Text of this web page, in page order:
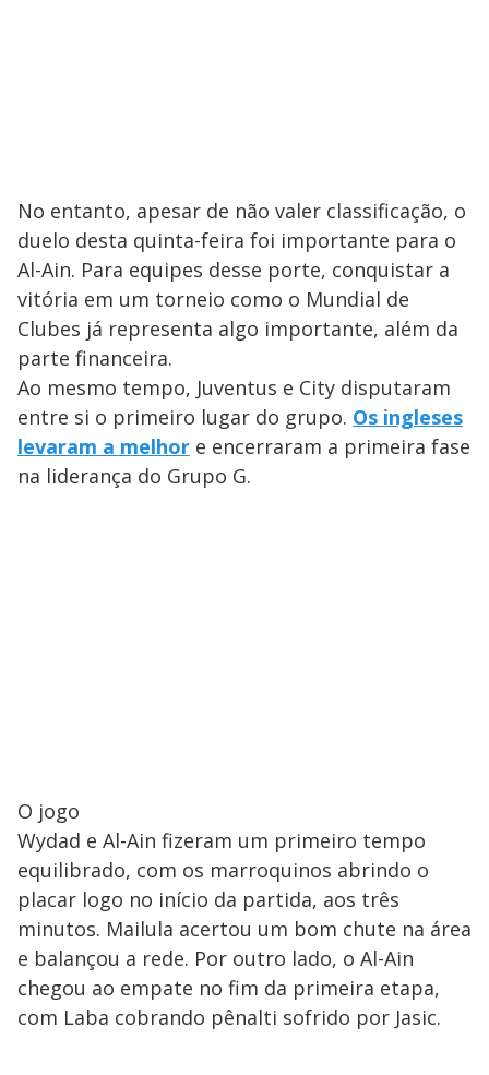
No entanto, apesar de não valer classificação, o
duelo desta quinta-feira foi importante para o
Al-Ain. Para equipes desse porte, conquistar a
vitória em um torneio como o Mundial de
Clubes já representa algo importante, além da
parte financeira.
Ao mesmo tempo, Juventus e City disputaram
entre si o primeiro lugar do grupo. Os ingleses
levaram a melhor e encerraram a primeira fase
na liderança do Grupo G.
O jogo
Wydad e Al-Ain fizeram um primeiro tempo
equilibrado, com os marroquinos abrindo o
placar logo no início da partida, aos três
minutos. Mailula acertou um bom chute na área
e balançou a rede. Por outro lado, o Al-Ain
chegou ao empate no fim da primeira etapa,
com Laba cobrando pênalti sofrido por Jasic.